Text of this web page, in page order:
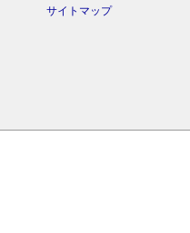
サイトマップ